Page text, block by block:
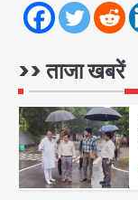
>> ताजा खबरें
1
2